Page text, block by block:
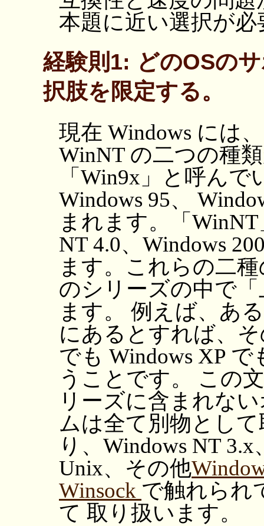
本題に近い選択が
経験則1: どのOSの
択肢を限定する。
現在 Windows には
WinNT の二つの種
「Win9x」と呼ん
Windows 95、
まれます。「
NT 4.0、Windows
ます。これらの二
のシリーズの中で
ます。 例えば、あ
にあるとすれば、そ
でも Windows XP
うことです。 この
リーズに含まれな
ムは全て別物とし
り、Windows NT
Unix、その他
Winsock で触れられ
て 取り扱います。